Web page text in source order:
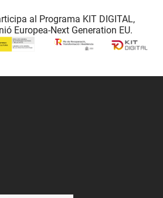
al Programa KIT DIGITAL,
Europea-Next Generation EU.